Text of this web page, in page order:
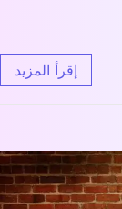
إقرأ المزيد